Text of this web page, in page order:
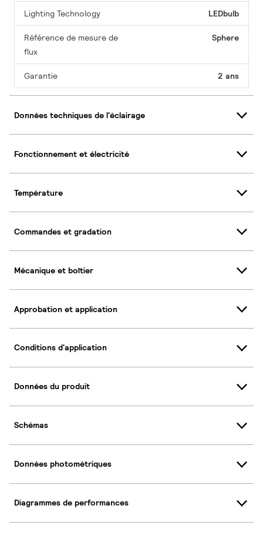
Lighting Technology LEDbulb
Référence de mesure de
flux
Sphere
Garantie 2 ans
Données techniques de l'éclairage
Fonctionnement et électricité
Température
Commandes et gradation
Mécanique et boîtier
Approbation et application
Conditions d'application
Données du produit
Schémas
Données photométriques
Diagrammes de performances